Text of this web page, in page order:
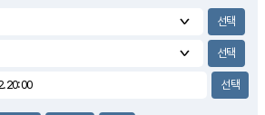
1.3m/s